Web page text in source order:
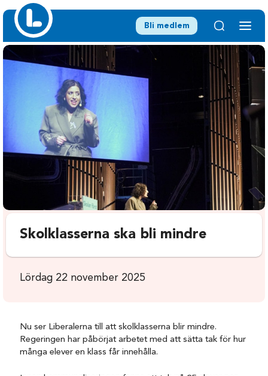
Bli medlem
Skolklasserna ska bli mindre
Lördag 22 november 2025
Nu ser Liberalerna till att skolklasserna blir mindre.
Regeringen har påbörjat arbetet med att sätta tak för hur
många elever en klass får innehålla.